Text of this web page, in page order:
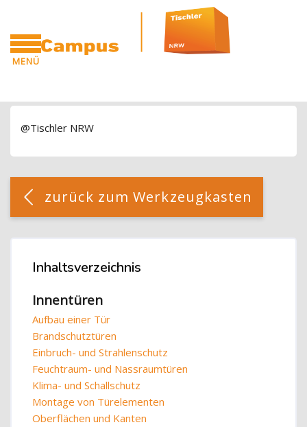
MENÜ
Zum Hauptinhalt
Blöcke
Blöcke
@Tischler NRW
Blöcke
[Cocoon] Custom HTML überspringen
zurück zum Werkzeugkasten
Inhaltsverzeichnis überspringen
Inhaltsverzeichnis
Innentüren
Aufbau einer Tür
Brandschutztüren
Einbruch- und Strahlenschutz
Feuchtraum- und Nassraumtüren
Klima- und Schallschutz
Montage von Türelementen
Oberflächen und Kanten